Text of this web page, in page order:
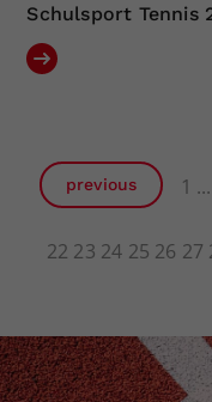
Schulsport Tennis
previous 1
22 23 24 25 26 27